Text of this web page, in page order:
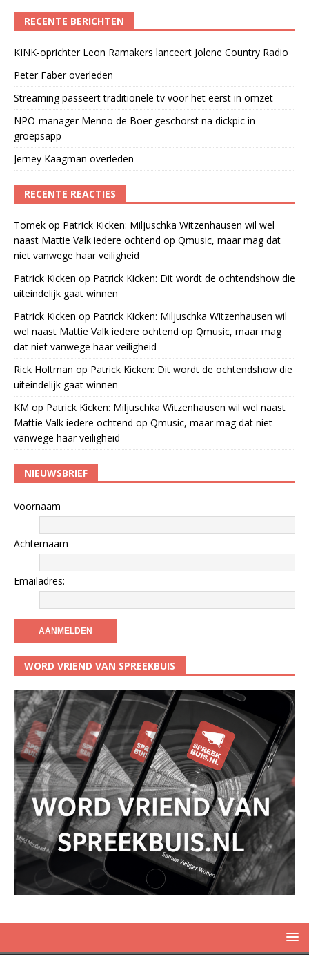
RECENTE BERICHTEN
KINK-oprichter Leon Ramakers lanceert Jolene Country Radio
Peter Faber overleden
Streaming passeert traditionele tv voor het eerst in omzet
NPO-manager Menno de Boer geschorst na dickpic in
groepsapp
Jerney Kaagman overleden
RECENTE REACTIES
Tomek op Patrick Kicken: Miljuschka Witzenhausen wil wel
naast Mattie Valk iedere ochtend op Qmusic, maar mag dat
niet vanwege haar veiligheid
Patrick Kicken op Patrick Kicken: Dit wordt de ochtendshow die
uiteindelijk gaat winnen
Patrick Kicken op Patrick Kicken: Miljuschka Witzenhausen wil
wel naast Mattie Valk iedere ochtend op Qmusic, maar mag
dat niet vanwege haar veiligheid
Rick Holtman op Patrick Kicken: Dit wordt de ochtendshow die
uiteindelijk gaat winnen
KM op Patrick Kicken: Miljuschka Witzenhausen wil wel naast
Mattie Valk iedere ochtend op Qmusic, maar mag dat niet
vanwege haar veiligheid
NIEUWSBRIEF
Voornaam
Achternaam
Emailadres:
WORD VRIEND VAN SPREEKBUIS